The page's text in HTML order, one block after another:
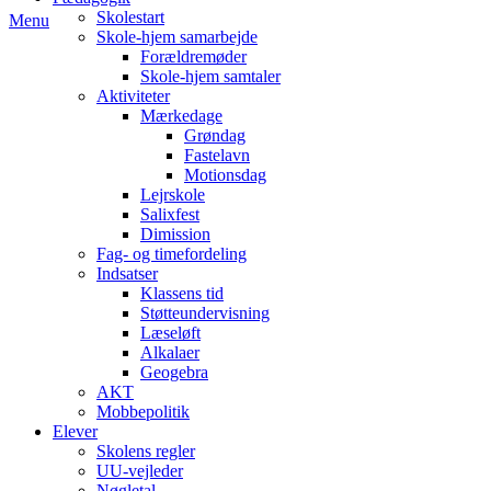
Menu
Skolestart
Skole-hjem samarbejde
Forældremøder
Skole-hjem samtaler
Aktiviteter
Mærkedage
Grøndag
Fastelavn
Motionsdag
Lejrskole
Salixfest
Dimission
Fag- og timefordeling
Indsatser
Klassens tid
Støtteundervisning
Læseløft
Alkalaer
Geogebra
AKT
Mobbepolitik
Elever
Skolens regler
UU-vejleder